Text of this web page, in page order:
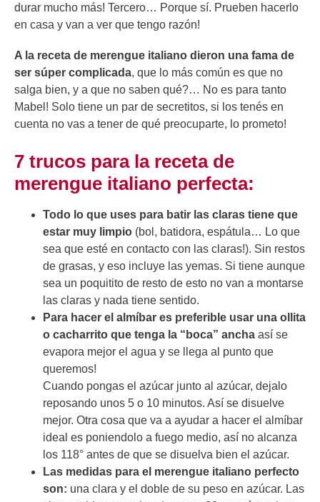
durar mucho más! Tercero… Porque sí. Prueben hacerlo
en casa y van a ver que tengo razón!
A la receta de merengue italiano dieron una fama de
ser súper complicada, que lo más común es que no
salga bien, y a que no saben qué?… No es para tanto
Mabel! Solo tiene un par de secretitos, si los tenés en
cuenta no vas a tener de qué preocuparte, lo prometo!
7 trucos para la receta de
merengue italiano perfecta:
Todo lo que uses para batir las claras tiene que
estar muy limpio (bol, batidora, espátula… Lo que
sea que esté en contacto con las claras!). Sin restos
de grasas, y eso incluye las yemas. Si tiene aunque
sea un poquitito de resto de esto no van a montarse
las claras y nada tiene sentido.
Para hacer el almíbar es preferible usar una ollita
o cacharrito que tenga la “boca” ancha así se
evapora mejor el agua y se llega al punto que
queremos!
Cuando pongas el azúcar junto al azúcar, dejalo
reposando unos 5 o 10 minutos. Así se disuelve
mejor. Otra cosa que va a ayudar a hacer el almíbar
ideal es poniendolo a fuego medio, así no alcanza
los 118° antes de que se disuelva bien el azúcar.
Las medidas para el merengue italiano perfecto
son: una clara y el doble de su peso en azúcar. Las